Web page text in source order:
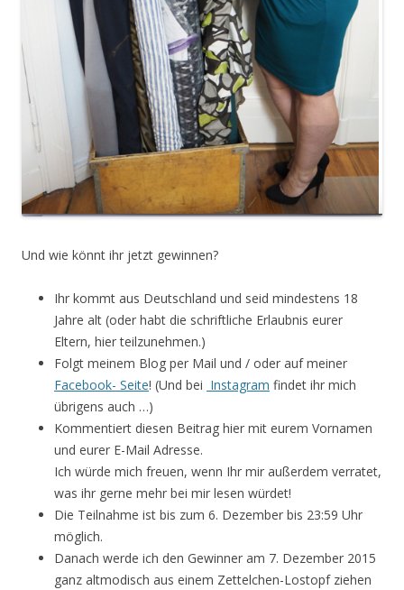
Und wie könnt ihr jetzt gewinnen?
Ihr kommt aus Deutschland und seid mindestens 18
Jahre alt (oder habt die schriftliche Erlaubnis eurer
Eltern, hier teilzunehmen.)
Folgt meinem Blog per Mail und / oder auf meiner
Facebook- Seite! (Und bei Instagram findet ihr mich
übrigens auch …)
Kommentiert diesen Beitrag hier mit eurem Vornamen
und eurer E-Mail Adresse.
Ich würde mich freuen, wenn Ihr mir außerdem verratet,
was ihr gerne mehr bei mir lesen würdet!
Die Teilnahme ist bis zum 6. Dezember bis 23:59 Uhr
möglich.
Danach werde ich den Gewinner am 7. Dezember 2015
ganz altmodisch aus einem Zettelchen-Lostopf ziehen